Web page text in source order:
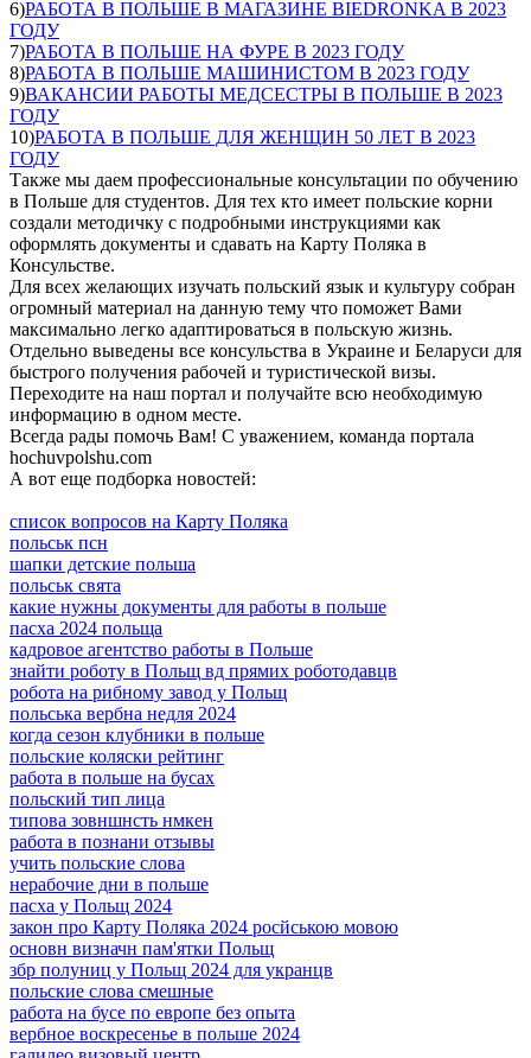
6)РАБОТА В ПОЛЬШЕ В МАГАЗИНЕ BIEDRONKA В 2023
ГОДУ
7)РАБОТА В ПОЛЬШЕ НА ФУРЕ В 2023 ГОДУ
8)РАБОТА В ПОЛЬШЕ МАШИНИСТОМ В 2023 ГОДУ
9)ВАКАНСИИ РАБОТЫ МЕДСЕСТРЫ В ПОЛЬШЕ В 2023
ГОДУ
10)РАБОТА В ПОЛЬШЕ ДЛЯ ЖЕНЩИН 50 ЛЕТ В 2023
ГОДУ
Также мы даем профессиональные консультации по обучению
в Польше для студентов. Для тех кто имеет польские корни
создали методичку с подробными инструкциями как
оформлять документы и сдавать на Карту Поляка в
Консульстве.
Для всех желающих изучать польский язык и культуру собран
огромный материал на данную тему что поможет Вами
максимально легко адаптироваться в польскую жизнь.
Отдельно выведены все консульства в Украине и Беларуси для
быстрого получения рабочей и туристической визы.
Переходите на наш портал и получайте всю необходимую
информацию в одном месте.
Всегда рады помочь Вам! С уважением, команда портала
hochuvpolshu.com
А вот еще подборка новостей:
список вопросов на Карту Поляка
польськ псн
шапки детские польша
польськ свята
какие нужны документы для работы в польше
пасха 2024 польща
кадровое агентство работы в Польше
знайти роботу в Польщ вд прямих роботодавцв
робота на рибному завод у Польщ
польська вербна недля 2024
когда сезон клубники в польше
польские коляски рейтинг
работа в польше на бусах
польский тип лица
типова зовншнсть нмкен
работа в познани отзывы
учить польские слова
нерабочие дни в польше
пасха у Польщ 2024
закон про Карту Поляка 2024 росйською мовою
основн визначн пам'ятки Польщ
збр полуниц у Польщ 2024 для укранцв
польские слова смешные
работа на бусе по европе без опыта
вербное воскресенье в польше 2024